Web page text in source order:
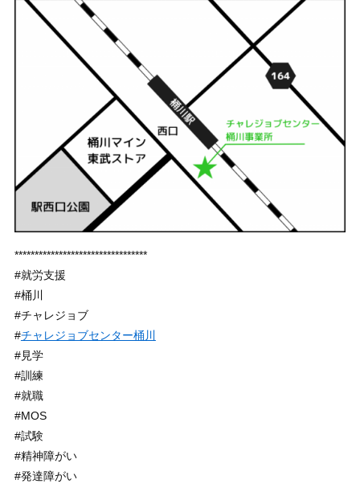
*********************************
#就労支援
#桶川
#チャレジョブ
#チャレジョブセンター桶川
#見学
#訓練
#就職
#MOS
#試験
#精神障がい
#発達障がい